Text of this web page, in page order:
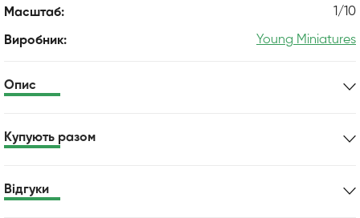
Масштаб: 1/10
Виробник: Young Miniatures
Опис
Купують разом
Відгуки